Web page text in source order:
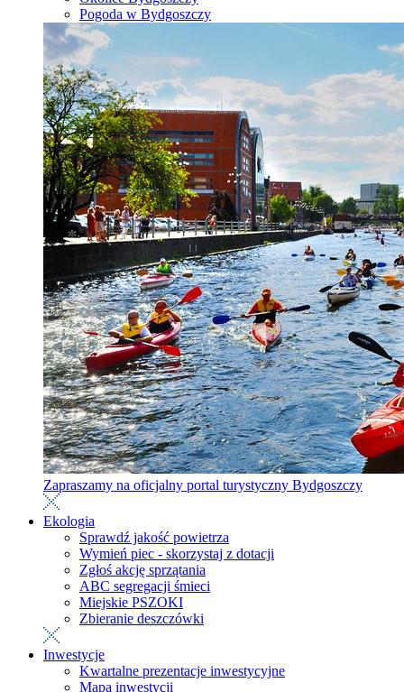
Pogoda w Bydgoszczy
Zapraszamy na oficjalny portal turystyczny Bydgoszczy
Ekologia
Sprawdź jakość powietrza
Wymień piec - skorzystaj z dotacji
Zgłoś akcję sprzątania
ABC segregacji śmieci
Miejskie PSZOKI
Zbieranie deszczówki
Inwestycje
Kwartalne prezentacje inwestycyjne
Mapa inwestycji